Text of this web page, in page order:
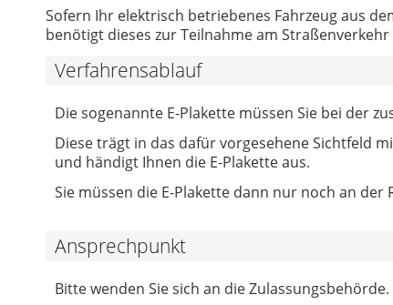
Sofern Ihr elektrisch betriebenes Fahrzeug aus
benötigt dieses zur Teilnahme am
Verfahrensablauf
Die sogenannte E-Plakette müssen Sie bei der
Diese trägt in das dafür vorgesehene Sichtfeld
und händigt Ihnen die E-Plakette aus.
Sie müssen die E-Plakette dann nur noch an
Ansprechpunkt
Bitte wenden Sie sich an die Zulassungsbehörde.